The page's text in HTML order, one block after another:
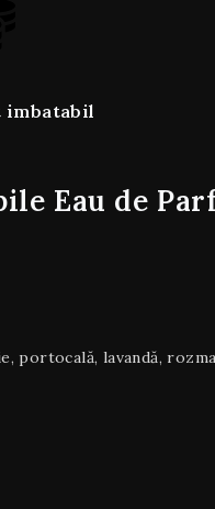
imbatabil
Eau de
portocală, lavandă,